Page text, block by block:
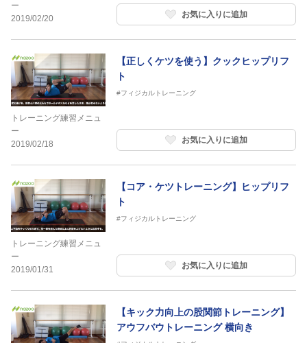
ー
2019/02/20
お気に入りに追加
トレーニング練習メニュ
ー
2019/02/18
【正しくケツを使う】クックヒップリフ
ト
#フィジカルトレーニング
お気に入りに追加
トレーニング練習メニュ
ー
2019/01/31
【コア・ケツトレーニング】ヒップリフ
ト
#フィジカルトレーニング
お気に入りに追加
【キック力向上の股関節トレーニング】
アウフバウトレーニング 横向き